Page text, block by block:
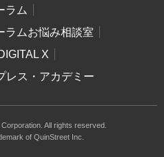
ラム
ラムお悩み相談室
X
レス・アカデミー
All rights reserved.
of QuinStreet Inc.